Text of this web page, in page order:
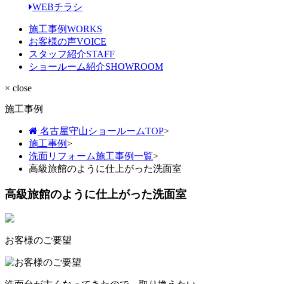
WEBチラシ
施工事例WORKS
お客様の声VOICE
スタッフ紹介STAFF
ショールーム紹介SHOWROOM
× close
施工事例
名古屋守山ショールームTOP>
施工事例>
洗面リフォーム施工事例一覧>
高級旅館のように仕上がった洗面室
高級旅館のように仕上がった洗面室
お客様のご要望